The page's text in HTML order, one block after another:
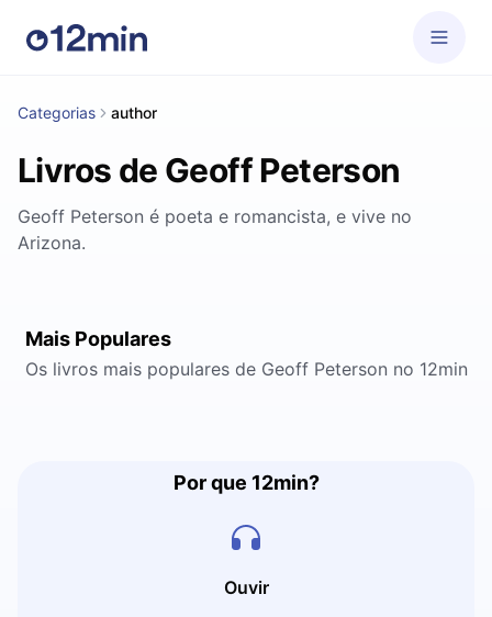
Categorias author
Livros de Geoff Peterson
Geoff Peterson é poeta e romancista, e vive no
Arizona.
Mais Populares
Os livros mais populares de Geoff Peterson no 12min
Por que 12min?
Ouvir